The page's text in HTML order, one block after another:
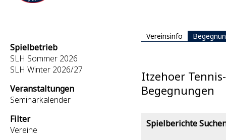
Vereinsinfo
Spielbetrieb
SLH Sommer 2026
SLH Winter 2026/27
Veranstaltungen
Seminarkalender
Filter
Vereine
Itzehoer
Begegnungen
Spielberichte